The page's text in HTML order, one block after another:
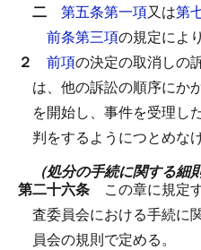
二 第五条第一項又は第
前条第三項の規定によ
２ 前項の決定の取消しの
は、他の訴訟の順序にか
を開始し、事件を受理し
判をするようにつとめな
（処分の手続に関する細
第二十六条 この章に規定
査委員会における手続に
員会の規則で定める。